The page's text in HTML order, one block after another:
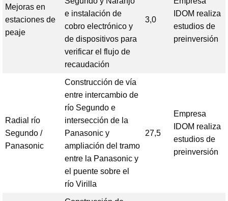
Mejoras en
estaciones de
peaje
e instalación de
cobro electrónico y
de dispositivos para
verificar el flujo de
recaudación
3,0
IDOM realiza
estudios de
preinversión
Radial río
Segundo /
Panasonic
Construcción de vía
entre intercambio de
río Segundo e
intersección de la
Panasonic y
ampliación del tramo
entre la Panasonic y
el puente sobre el
río Virilla
27,5
Empresa
IDOM realiza
estudios de
preinversión